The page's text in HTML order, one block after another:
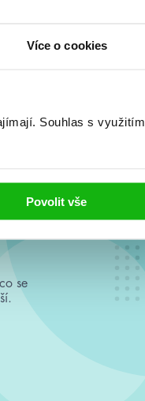
Více o cookies
Souhlas s využitím
Povolit vše
se